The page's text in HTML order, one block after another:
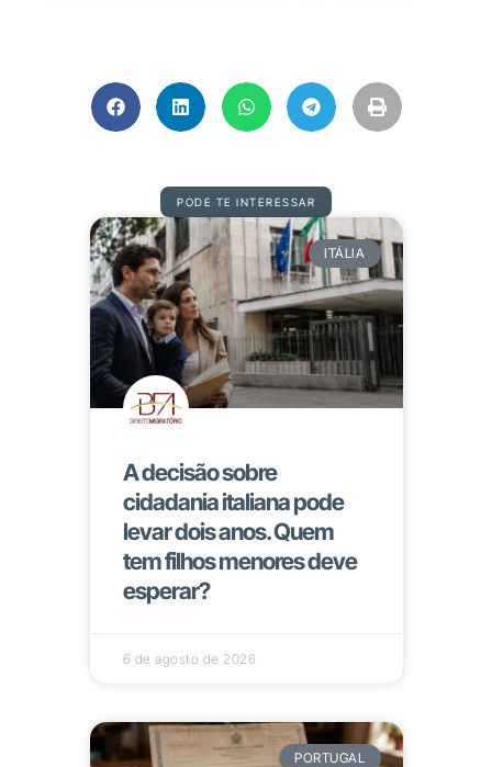
PODE TE INTERESSAR
ITÁLIA
A decisão sobre
cidadania italiana pode
levar dois anos. Quem
tem filhos menores deve
esperar?
6 de agosto de 2026
PORTUGAL